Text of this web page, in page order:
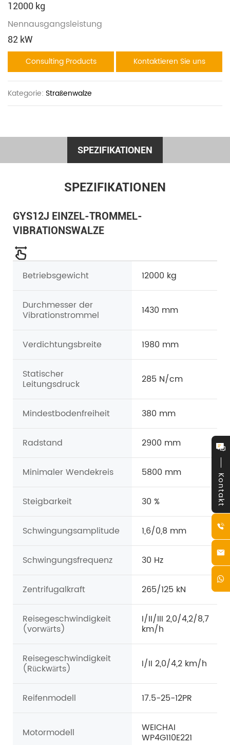
12000 kg
Nennausgangsleistung
82 kW
Consulting Products Kontaktieren Sie uns
Kategorie: Straßenwalze
SPEZIFIKATIONEN
SPEZIFIKATIONEN
GYS12J EINZEL-TROMMEL-
VIBRATIONSWALZE
Betriebsgewicht 12000 kg
Durchmesser der
Vibrationstrommel 1430 mm
Verdichtungsbreite 1980 mm
Statischer
Leitungsdruck 285 N/cm
Mindestbodenfreiheit 380 mm
Radstand 2900 mm
Minimaler Wendekreis 5800 mm
Steigbarkeit 30 %
Schwingungsamplitude 1,6/0,8 mm
Schwingungsfrequenz 30 Hz
Zentrifugalkraft 265/125 kN
Reisegeschwindigkeit
(vorwärts)
I/II/III 2,0/4,2/8,7
km/h
Reisegeschwindigkeit
(Rückwärts) I/II 2,0/4,2 km/h
Reifenmodell 17.5-25-12PR
Motormodell WEICHAI
WP4G110E221
Kontakt